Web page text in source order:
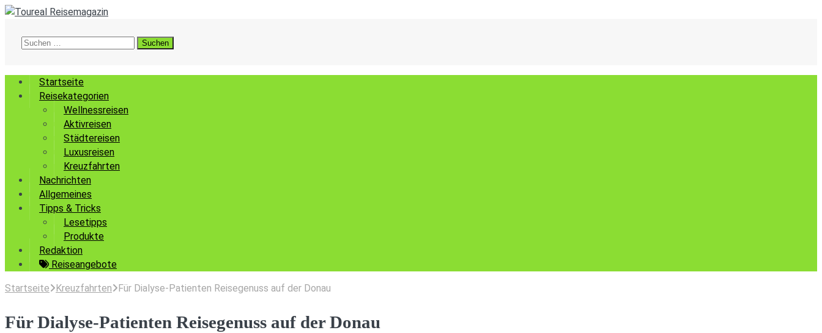
Suchen
Startseite
Reisekategorien
Wellnessreisen
Aktivreisen
Städtereisen
Luxusreisen
Kreuzfahrten
Nachrichten
Allgemeines
Tipps & Tricks
Lesetipps
Produkte
Redaktion
Reiseangebote
Startseite Kreuzfahrten Für Dialyse-Patienten Reisegenuss auf der Donau
Für Dialyse-Patienten Reisegenuss auf der Donau